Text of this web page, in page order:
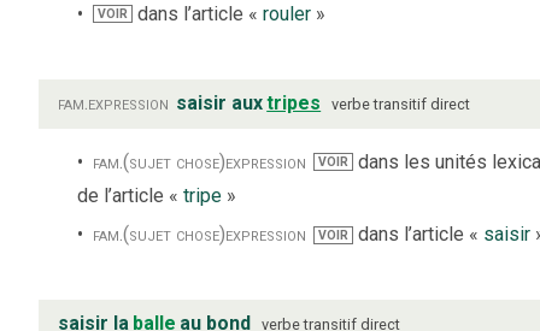
VOIR dans l’article «rouler »
fam. expression saisir auxtripes verbe transitif direct
fam. (sujet chose)expression VOIR
dans les unités
de l’article « tripe »
fam.(sujet chose)expression VOIR dans l’article « saisir
saisir la balle au bond verbe transitif direct